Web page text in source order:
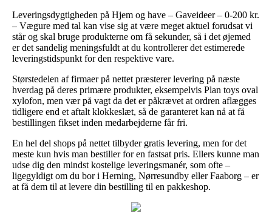
Leveringsdygtigheden på Hjem og have – Gaveideer – 0-200 kr.
– Vægure med tal kan vise sig at være meget aktuel forudsat vi
står og skal bruge produkterne om få sekunder, så i det øjemed
er det sandelig meningsfuldt at du kontrollerer det estimerede
leveringstidspunkt for den respektive vare.
Størstedelen af firmaer på nettet præsterer levering på næste
hverdag på deres primære produkter, eksempelvis Plan toys oval
xylofon, men vær på vagt da det er påkrævet at ordren aflægges
tidligere end et aftalt klokkeslæt, så de garanteret kan nå at få
bestillingen fikset inden medarbejderne får fri.
En hel del shops på nettet tilbyder gratis levering, men for det
meste kun hvis man bestiller for en fastsat pris. Ellers kunne man
udse dig den mindst kostelige leveringsmanér, som ofte –
ligegyldigt om du bor i Herning, Nørresundby eller Faaborg – er
at få dem til at levere din bestilling til en pakkeshop.